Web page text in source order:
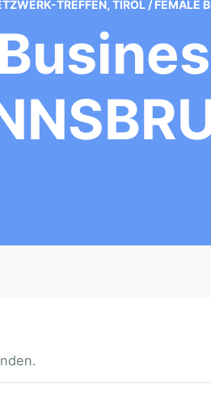
TREFFEN, TIROL / FEMALE